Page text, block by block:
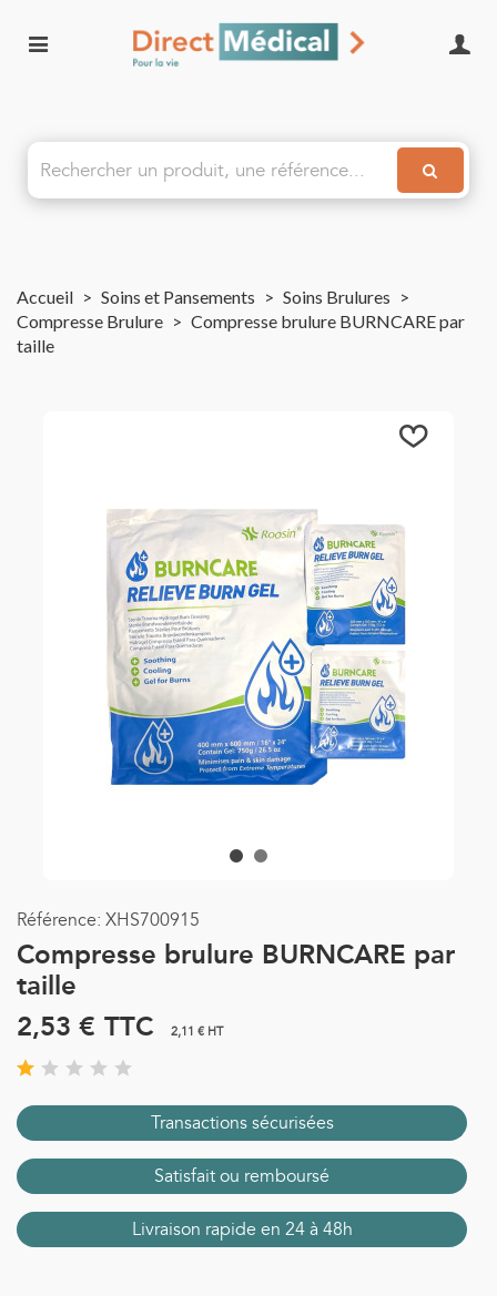
Accueil > Soins et Pansements > Soins Brulures >
Compresse Brulure > Compresse brulure BURNCARE par
taille
Référence: XHS700915
Compresse brulure BURNCARE par
taille
2,53 € TTC 2,11 € HT
Transactions sécurisées
Satisfait ou remboursé
Livraison rapide en 24 à 48h